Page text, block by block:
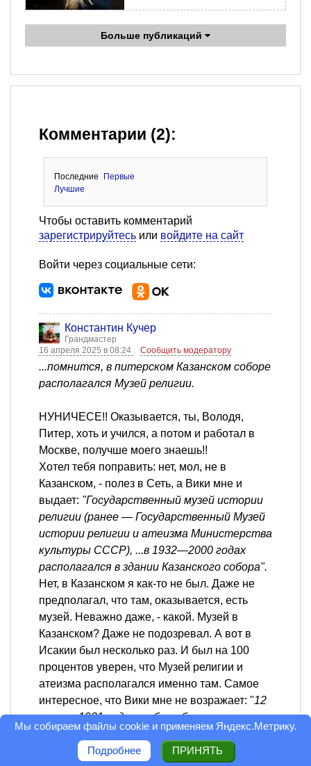
Больше публикаций
Комментарии (2):
Последние
Первые
Лучшие
Чтобы оставить комментарий
зарегистрируйтесь или войдите на сайт
Войти через социальные сети:
Константин Кучер
Грандмастер
16 апреля 2025 в 08:24
Сообщить модератору
...помнится, в питерском Казанском соборе
располагался Музей религии.
НУНИЧЕСЕ!! Оказывается, ты, Володя,
Питер, хоть и учился, а потом и работал в
Москве, получше моего знаешь!!
Хотел тебя поправить: нет, мол, не в
Казанском, - полез в Сеть, а Вики мне и
выдает: "Государственный музей истории
религии (ранее — Государственный Музей
истории религии и атеизма Министерства
культуры СССР), ...в 1932—2000 годах
располагался в здании Казанского собора".
Нет, в Казанском я как-то не был. Даже не
предполагал, что там, оказывается, есть
музей. Неважно даже, - какой. Музей в
Казанском? Даже не подозревал. А вот в
Исакии был несколько раз. И был на 100
процентов уверен, что Музей религии и
атеизма располагался именно там. Самое
интересное, что Вики мне не возражает: "12
апреля 1931 года в соборе был открыт
один из первых в Советской России
антирелигиозных музеев". Вот такие дела...
Мы собираем файлы cookie и применяем Яндекс.Метрику.
Подробнее ПРИНЯТЬ